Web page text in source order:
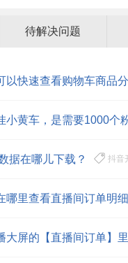
待解决问题
以快速查看购物车商品
小黄车，是需要1000个
据在哪儿下载？ 抖音
哪里查看直播间订单明
大屏的【直播间订单】